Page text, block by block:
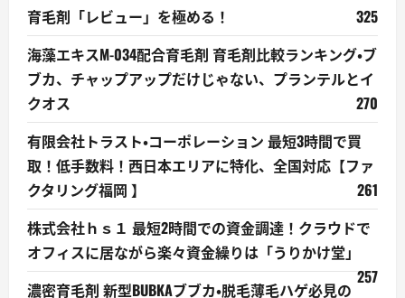
育毛剤「レビュー」を極める！
325
海藻エキスM-034配合育毛剤 育毛剤比較ランキング・ブ
ブカ、チャップアップだけじゃない、プランテルとイ
クオス
270
有限会社トラスト・コーポレーション 最短3時間で買
取！低手数料！西日本エリアに特化、全国対応【ファ
クタリング福岡 】
261
株式会社ｈｓ１ 最短2時間での資金調達！クラウドで
オフィスに居ながら楽々資金繰りは「うりかけ堂」
257
濃密育毛剤 新型BUBKAブブカ・脱毛薄毛ハゲ必見の